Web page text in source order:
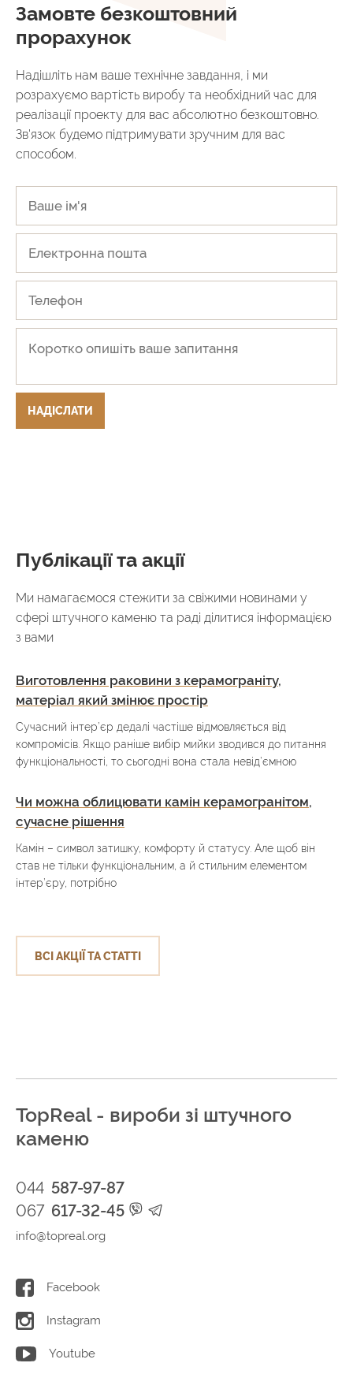
Замовте безкоштовний
прорахунок
Надішліть нам ваше технічне завдання, і ми
розрахуємо вартість виробу та необхідний час для
реалізації проекту для вас абсолютно безкоштовно.
Зв'язок будемо підтримувати зручним для вас
способом.
НАДІСЛАТИ
Публікації та акції
Ми намагаємося стежити за свіжими новинами у
сфері штучного каменю та раді ділитися інформацією
з вами
Виготовлення раковини з керамограніту,
матеріал який змінює простір
Сучасний інтер’єр дедалі частіше відмовляється від
компромісів. Якщо раніше вибір мийки зводився до питання
функціональності, то сьогодні вона стала невід’ємною
Чи можна облицювати камін керамогранітом,
сучасне рішення
Камін – символ затишку, комфорту й статусу. Але щоб він
став не тільки функціональним, а й стильним елементом
інтер’єру, потрібно
ВСІ АКЦІЇ ТА СТАТТІ
TopReal - вироби зі штучного
каменю
044 587-97-87
067 617-32-45
info@topreal.org
Facebook
Instagram
Youtube